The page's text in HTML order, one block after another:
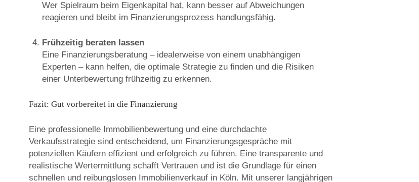
Wer Spielraum beim Eigenkapital hat, kann besser auf Abweichungen
reagieren und bleibt im Finanzierungsprozess handlungsfähig.
Frühzeitig beraten lassen
Eine Finanzierungsberatung – idealerweise von einem unabhängigen
Experten – kann helfen, die optimale Strategie zu finden und die Risiken
einer Unterbewertung frühzeitig zu erkennen.
Fazit: Gut vorbereitet in die Finanzierung
Eine professionelle Immobilienbewertung und eine durchdachte
Verkaufsstrategie sind entscheidend, um Finanzierungsgespräche mit
potenziellen Käufern effizient und erfolgreich zu führen. Eine transparente und
realistische Wertermittlung schafft Vertrauen und ist die Grundlage für einen
schnellen und reibungslosen Immobilienverkauf in Köln. Mit unserer langjährigen